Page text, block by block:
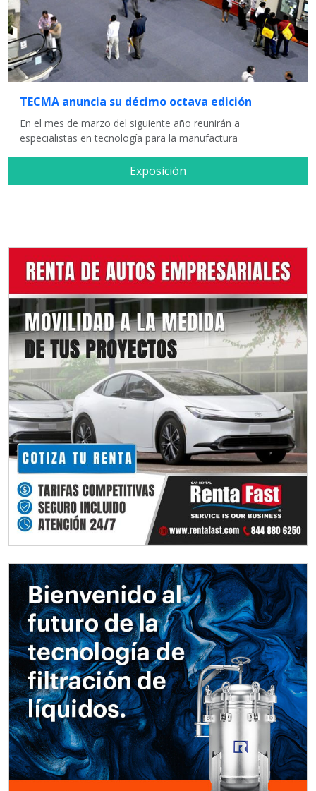
TECMA anuncia su décimo octava edición
En el mes de marzo del siguiente año reunirán a
especialistas en tecnología para la manufactura
Exposición